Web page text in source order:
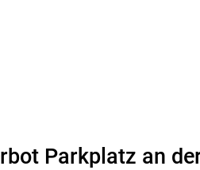
Parkplatz an